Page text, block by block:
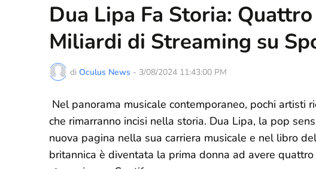
Dua Lipa Fa Storia:
Miliardi di Streaming su
di Oculus News - 3/08/2024 11:43:00 PM
Nel panorama musicale contemporaneo, pochi artisti
che rimarranno incisi nella storia. Dua Lipa, la pop
nuova pagina nella sua carriera musicale e nel libro
britannica è diventata la prima donna ad avere